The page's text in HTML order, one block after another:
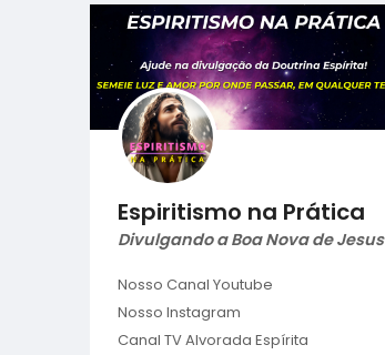
Espiritismo na Prática
Divulgando a Boa Nova de Jesus
Nosso Canal Youtube
Nosso Instagram
Canal TV Alvorada Espírita